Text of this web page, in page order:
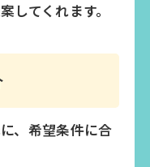
してくれます。
、希望条件に合